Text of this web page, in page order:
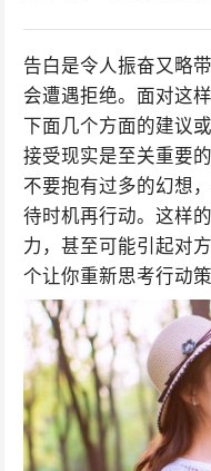
告白是令人振奋又略
会遭遇拒绝。面对这
下面几个方面的建议
接受现实是至关重要
不要抱有过多的幻想
待时机再行动。这样
力，甚至可能引起对
个让你重新思考行动